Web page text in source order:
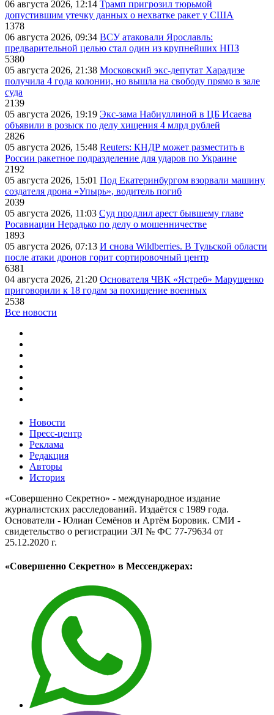
06 августа 2026, 12:14 Трамп пригрозил тюрьмой
допустившим утечку данных о нехватке ракет у США
1378
06 августа 2026, 09:34 ВСУ атаковали Ярославль:
предварительной целью стал один из крупнейших НПЗ
5380
05 августа 2026, 21:38 Московский экс-депутат Харадизе
получила 4 года колонии, но вышла на свободу прямо в зале
суда
2139
05 августа 2026, 19:19 Экс-зама Набиуллиной в ЦБ Исаева
объявили в розыск по делу хищения 4 млрд рублей
2826
05 августа 2026, 15:48 Reuters: КНДР может разместить в
России ракетное подразделение для ударов по Украине
2192
05 августа 2026, 15:01 Под Екатеринбургом взорвали машину
создателя дрона «Упырь», водитель погиб
2039
05 августа 2026, 11:03 Суд продлил арест бывшему главе
Росавиации Нерадько по делу о мошенничестве
1893
05 августа 2026, 07:13 И снова Wildberries. В Тульской области
после атаки дронов горит сортировочный центр
6381
04 августа 2026, 21:20 Основателя ЧВК «Ястреб» Марущенко
приговорили к 18 годам за похищение военных
2538
Все новости
Новости
Пресс-центр
Реклама
Редакция
Авторы
История
«Совершенно Секретно» - международное издание
журналистских расследований. Издаётся с 1989 года.
Основатели - Юлиан Семёнов и Артём Боровик. CМИ -
свидетельство о регистрации ЭЛ № ФС 77-79634 от
25.12.2020 г.
«Совершенно Секретно» в Мессенджерах: